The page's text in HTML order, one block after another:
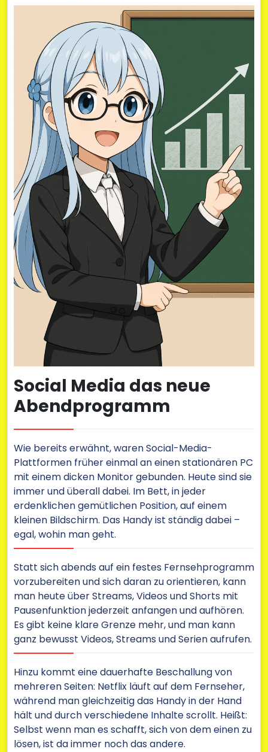
Social Media das neue
Abendprogramm
Wie bereits erwähnt, waren Social-Media-
Plattformen früher einmal an einen stationären PC
mit einem dicken Monitor gebunden. Heute sind sie
immer und überall dabei. Im Bett, in jeder
erdenklichen gemütlichen Position, auf einem
kleinen Bildschirm. Das Handy ist ständig dabei –
egal, wohin man geht.
Statt sich abends auf ein festes Fernsehprogramm
vorzubereiten und sich daran zu orientieren, kann
man heute über Streams, Videos und Shorts mit
Pausenfunktion jederzeit anfangen und aufhören.
Es gibt keine klare Grenze mehr, und man kann
ganz bewusst Videos, Streams und Serien aufrufen.
Hinzu kommt eine dauerhafte Beschallung von
mehreren Seiten: Netflix läuft auf dem Fernseher,
während man gleichzeitig das Handy in der Hand
hält und durch verschiedene Inhalte scrollt. Heißt:
Selbst wenn man es schafft, sich von dem einen zu
lösen, ist da immer noch das andere.